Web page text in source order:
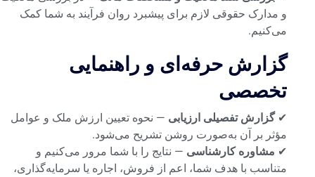
و مدارک حقوقی لازم برای پیشبرد روان فرآیند به شما کمک
می‌کنیم.
گزارش حرفه‌ای و راهنمایی
تخصصی
گزارش تفصیلی ارزیابی — نحوه تعیین ارزش ملک و عوامل
مؤثر بر آن به‌صورت روشن تشریح می‌شود.
مشاوره کارشناسی— نتایج را با شما مرور می‌کنیم و
متناسب با هدف شما، اعم از فروش، اجاره یا سرمایه‌گذاری،